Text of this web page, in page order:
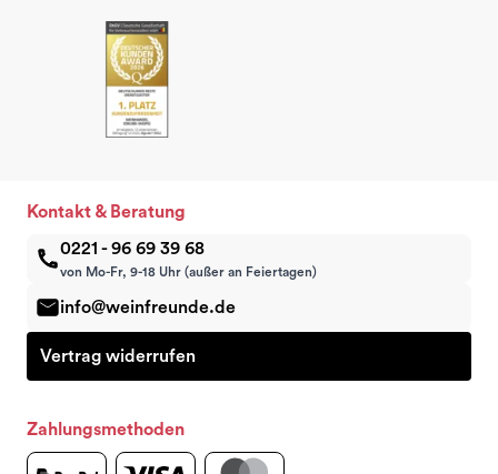
Kontakt & Beratung
0221 - 96 69 39 68
von Mo-Fr, 9-18 Uhr (außer an Feiertagen)
info@weinfreunde.de
Vertrag widerrufen
Zahlungsmethoden